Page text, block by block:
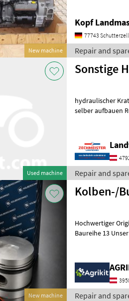
New machine
Kopf
77743 Schutterzell
Repair and
Used machine
Sonstige
hydraulischer
Repair and
New machine
Kolben-/
Hochwertiger
Baureihe 13 Unser hochwertiger Kolben-/Buchsensatz in Original
Repair and